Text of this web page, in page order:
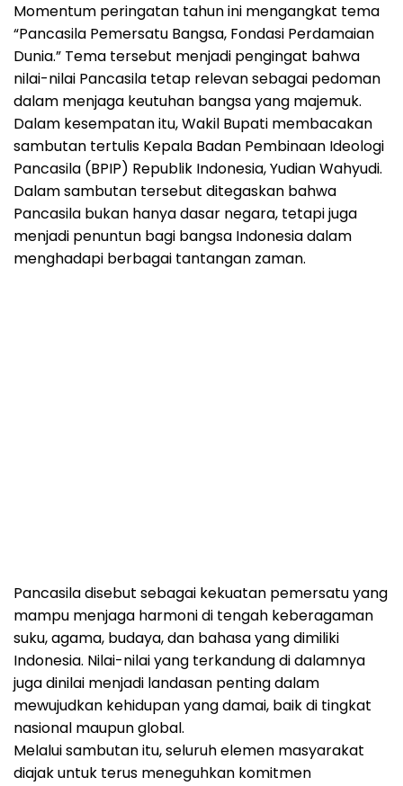
Momentum peringatan tahun ini mengangkat tema
“Pancasila Pemersatu Bangsa, Fondasi Perdamaian
Dunia.” Tema tersebut menjadi pengingat bahwa
nilai-nilai Pancasila tetap relevan sebagai pedoman
dalam menjaga keutuhan bangsa yang majemuk.
Dalam kesempatan itu, Wakil Bupati membacakan
sambutan tertulis Kepala Badan Pembinaan Ideologi
Pancasila (BPIP) Republik Indonesia, Yudian Wahyudi.
Dalam sambutan tersebut ditegaskan bahwa
Pancasila bukan hanya dasar negara, tetapi juga
menjadi penuntun bagi bangsa Indonesia dalam
menghadapi berbagai tantangan zaman.
Pancasila disebut sebagai kekuatan pemersatu yang
mampu menjaga harmoni di tengah keberagaman
suku, agama, budaya, dan bahasa yang dimiliki
Indonesia. Nilai-nilai yang terkandung di dalamnya
juga dinilai menjadi landasan penting dalam
mewujudkan kehidupan yang damai, baik di tingkat
nasional maupun global.
Melalui sambutan itu, seluruh elemen masyarakat
diajak untuk terus meneguhkan komitmen